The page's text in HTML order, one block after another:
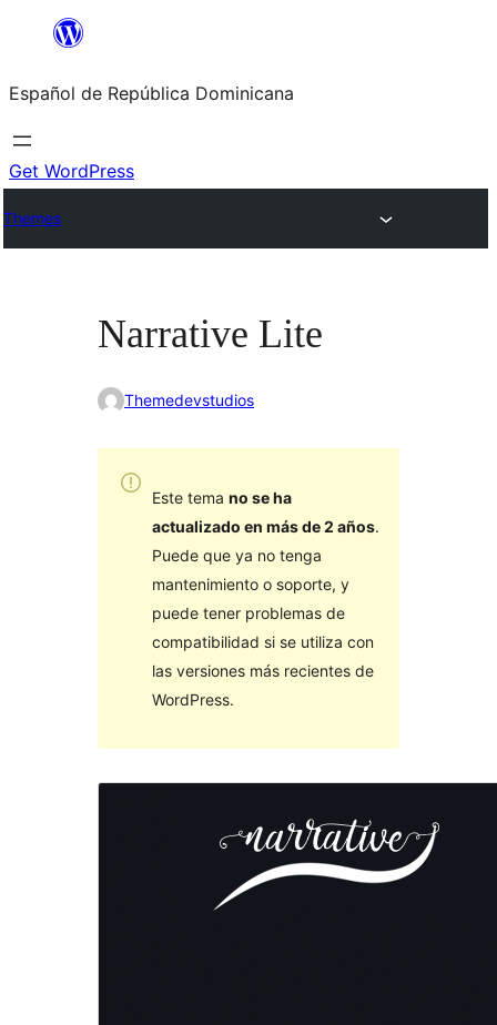
Saltar
contenido
Español de República Dominicana
Get WordPress
Themes
Narrative Lite
Themedevstudios
Este tema no se ha
actualizado en más de 2 años.
Puede que ya no tenga
mantenimiento o soporte, y
puede tener problemas de
compatibilidad si se utiliza con
las versiones más recientes de
WordPress.